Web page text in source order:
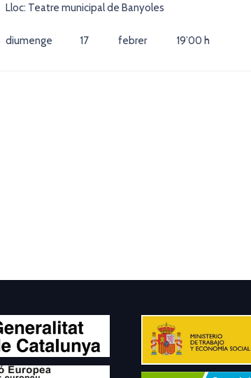
Lloc: Teatre municipal de Banyoles
diumenge 17 febrer 19’00 h